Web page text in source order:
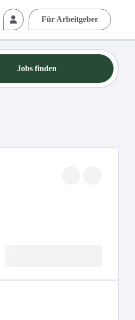
Für Arbeitgeber
Jobs finden